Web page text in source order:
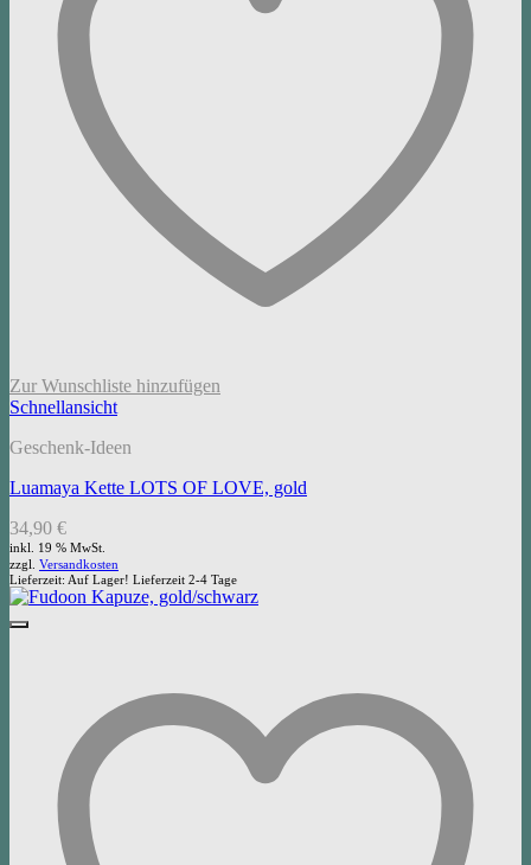
Zur Wunschliste hinzufügen
Schnellansicht
Geschenk-Ideen
Luamaya Kette LOTS OF LOVE, gold
34,90 €
inkl. 19 % MwSt.
zzgl. Versandkosten
Lieferzeit: Auf Lager! Lieferzeit 2-4 Tage